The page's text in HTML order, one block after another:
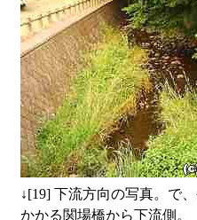
↓[19] 下流方向の写真。で
かかる関場橋から下流側。